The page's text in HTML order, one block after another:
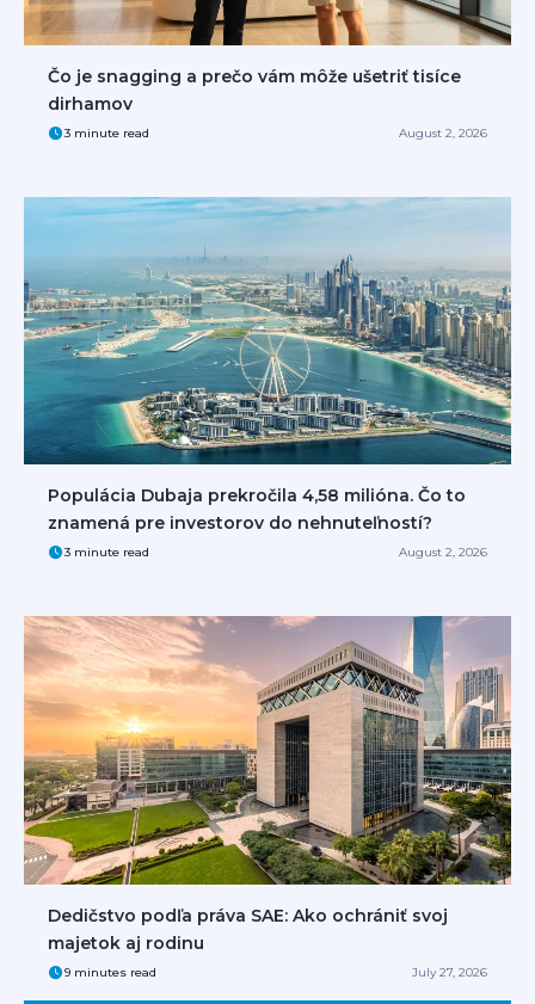
Čo je snagging a prečo vám môže ušetriť tisíce
dirhamov
3 minute read August 2, 2026
Populácia Dubaja prekročila 4,58 milióna. Čo to
znamená pre investorov do nehnuteľností?
3 minute read August 2, 2026
Dedičstvo podľa práva SAE: Ako ochrániť svoj
majetok aj rodinu
9 minutes read July 27, 2026